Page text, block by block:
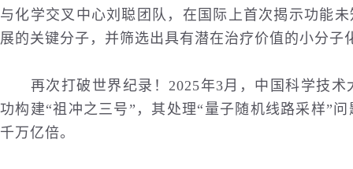
与化学交叉中心刘聪团队，在国际上首次揭示功能
展的关键分子，并筛选出具有潜在治疗价值的小分
再次打破世界纪录！2025年3月，中国科学技术
功构建“祖冲之三号”，其处理“量子随机线路采样”
千万亿倍。